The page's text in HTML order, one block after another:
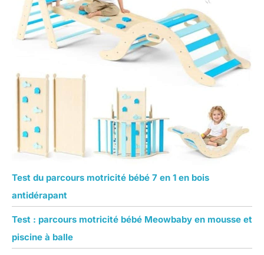
Test du parcours motricité bébé 7 en 1 en bois
antidérapant
Test : parcours motricité bébé Meowbaby en mousse et
piscine à balle